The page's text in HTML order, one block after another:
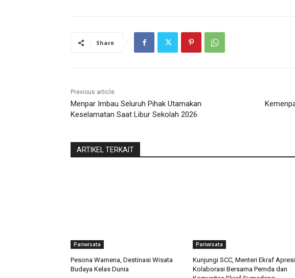
Share
Previous article
Menpar Imbau Seluruh Pihak Utamakan
Keselamatan Saat Libur Sekolah 2026
ARTIKEL TERKAIT
Pariwisata
Pesona Wamena, Destinasi Wisata
Budaya Kelas Dunia
Pariwisata
Kunjungi SCC, Menteri Ekraf
Kolaborasi Bersama Pemda dan